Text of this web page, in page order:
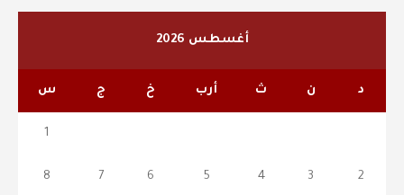
أغسطس 2026
د ن ث أرب خ ج س
1
2
3
4
5
6
7
8